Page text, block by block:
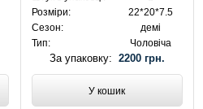
Розміри:
22*20*7.5
Сезон:
демі
Тип:
Чоловіча
За упаковку: 2200 грн.
У кошик